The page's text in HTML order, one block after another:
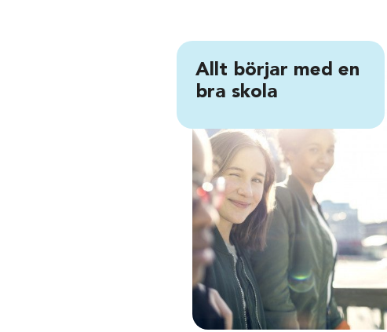
Allt börjar med en
bra skola